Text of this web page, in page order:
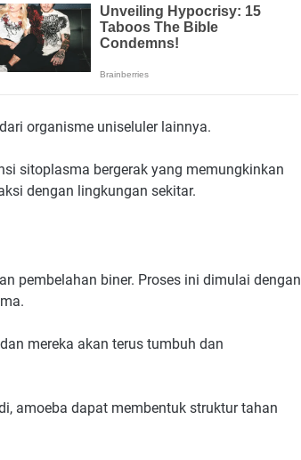
organisme uniseluler lainnya.
sitoplasma bergerak yang memungkinkan
dengan lingkungan sekitar.
pembelahan biner. Proses ini dimulai dengan
mereka akan terus tumbuh dan
amoeba dapat membentuk struktur tahan